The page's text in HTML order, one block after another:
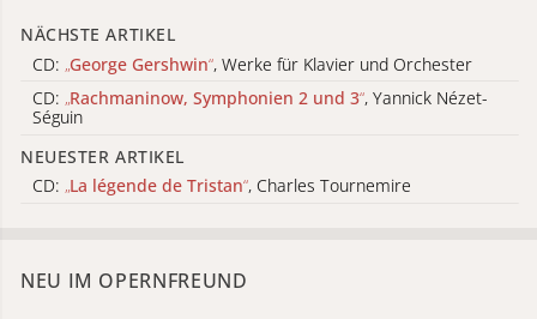
NÄCHSTE ARTIKEL
CD: „George Gershwin“, Werke für Klavier und Orchester
CD: „Rachmaninow, Symphonien 2 und 3“, Yannick Nézet-
Séguin
NEUESTER ARTIKEL
CD: „La légende de Tristan“, Charles Tournemire
NEU IM OPERNFREUND